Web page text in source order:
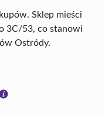
Sklep mieści
3C/53, co stanowi
Ostródy.